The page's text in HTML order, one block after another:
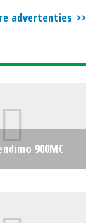
advertenties
900MC